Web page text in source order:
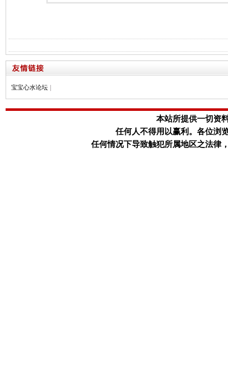
宝宝心水论坛
本站所提供一切资
任何人不得用以赢利。 各位浏
任何情况下导致触犯所属地区之法律